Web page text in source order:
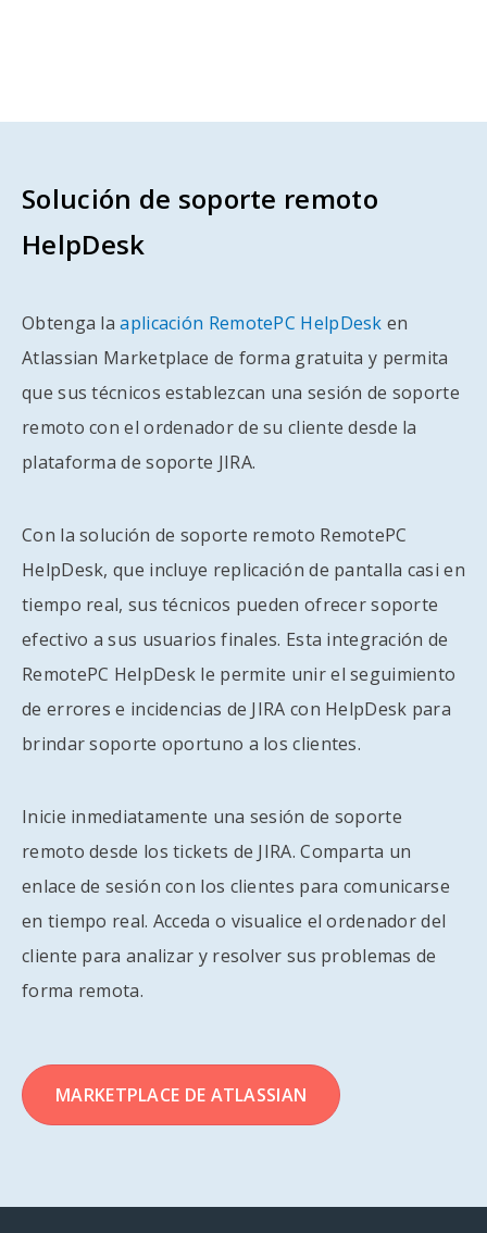
Solución de soporte remoto
HelpDesk
Obtenga laaplicación RemotePC HelpDesk en
Atlassian Marketplace de forma gratuita y permita
que sus técnicos establezcan una sesión de soporte
remoto con el ordenador de su cliente desde la
plataforma de soporte JIRA.
Con la solución de soporte remoto RemotePC
HelpDesk, que incluye replicación de pantalla casi en
tiempo real, sus técnicos pueden ofrecer soporte
efectivo a sus usuarios finales. Esta integración de
RemotePC HelpDesk le permite unir el seguimiento
de errores e incidencias de JIRA con HelpDesk para
brindar soporte oportuno a los clientes.
Inicie inmediatamente una sesión de soporte
remoto desde los tickets de JIRA. Comparta un
enlace de sesión con los clientes para comunicarse
en tiempo real. Acceda o visualice el ordenador del
cliente para analizar y resolver sus problemas de
forma remota.
MARKETPLACE DE ATLASSIAN